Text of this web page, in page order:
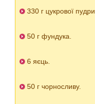
330 г цукрової пудри.
50 г фундука.
6 яєць.
50 г чорносливу.